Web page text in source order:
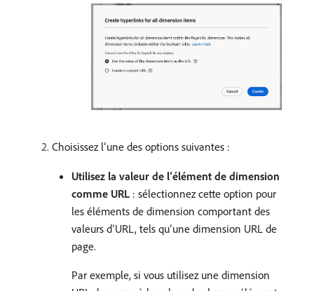
Choisissez l’une des options suivantes :
Utilisez la valeur de l’élément de dimension
comme URL : sélectionnez cette option pour
les éléments de dimension comportant des
valeurs d’URL, tels qu’une dimension URL de
page.
Par exemple, si vous utilisez une dimension